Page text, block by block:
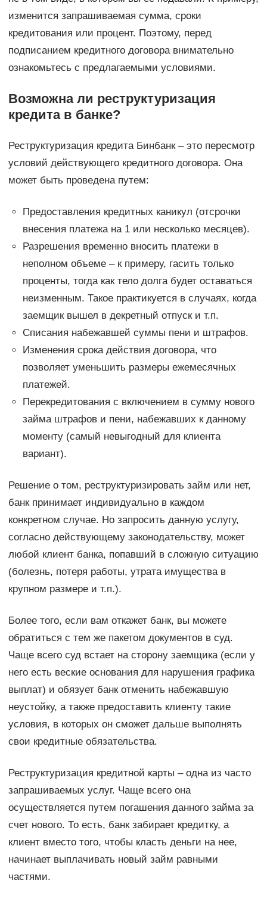
изменится запрашиваемая сумма, сроки
кредитования или процент. Поэтому, перед
подписанием кредитного договора внимательно
ознакомьтесь с предлагаемыми условиями.
Возможна ли реструктуризация
кредита в банке?
Реструктуризация кредита Бинбанк – это пересмотр
условий действующего кредитного договора. Она
может быть проведена путем:
Предоставления кредитных каникул (отсрочки
внесения платежа на 1 или несколько месяцев).
Разрешения временно вносить платежи в
неполном объеме – к примеру, гасить только
проценты, тогда как тело долга будет оставаться
неизменным. Такое практикуется в случаях, когда
заемщик вышел в декретный отпуск и т.п.
Списания набежавшей суммы пени и штрафов.
Изменения срока действия договора, что
позволяет уменьшить размеры ежемесячных
платежей.
Перекредитования с включением в сумму нового
займа штрафов и пени, набежавших к данному
моменту (самый невыгодный для клиента
вариант).
Решение о том, реструктуризировать займ или нет,
банк принимает индивидуально в каждом
конкретном случае. Но запросить данную услугу,
согласно действующему законодательству, может
любой клиент банка, попавший в сложную ситуацию
(болезнь, потеря работы, утрата имущества в
крупном размере и т.п.).
Более того, если вам откажет банк, вы можете
обратиться с тем же пакетом документов в суд.
Чаще всего суд встает на сторону заемщика (если у
него есть веские основания для нарушения графика
выплат) и обязует банк отменить набежавшую
неустойку, а также предоставить клиенту такие
условия, в которых он сможет дальше выполнять
свои кредитные обязательства.
Реструктуризация кредитной карты – одна из часто
запрашиваемых услуг. Чаще всего она
осуществляется путем погашения данного займа за
счет нового. То есть, банк забирает кредитку, а
клиент вместо того, чтобы класть деньги на нее,
начинает выплачивать новый займ равными
частями.